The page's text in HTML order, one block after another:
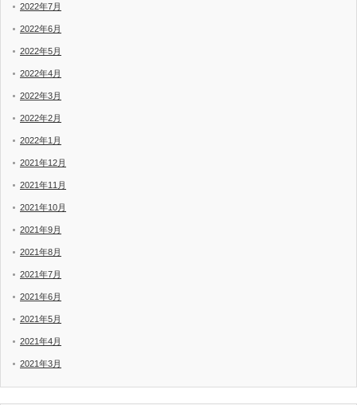
2022年7月
2022年6月
2022年5月
2022年4月
2022年3月
2022年2月
2022年1月
2021年12月
2021年11月
2021年10月
2021年9月
2021年8月
2021年7月
2021年6月
2021年5月
2021年4月
2021年3月